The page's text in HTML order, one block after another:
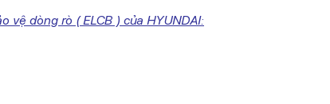
vệ dòng rò ( ELCB ) của HYUNDAI: